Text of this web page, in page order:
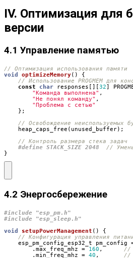
IV. Оптимизация для
версии
4.1 Управление памятью
void
optimizeMemory()
{
const
char responses [][32]
"Команда выполнена" ,
"Не понял команду" ,
"Проблема с сетью"
};
heap_caps_free ( unused_buffer);
#define STACK_SIZE 2048
}
4.2 Энергосбережение
#include
"esp_pm.h"
#include
"esp_sleep.h"
void
setupPowerManagement ()
{
esp_pm_config_esp32_t
pm_config
. max_freq_mhz = 160 ,
. min_freq_mhz = 40 ,